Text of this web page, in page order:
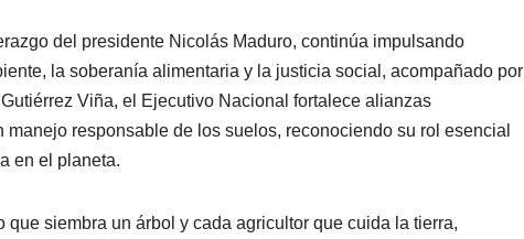
del presidente Nicolás Maduro, continúa impulsando
la soberanía alimentaria y la justicia social, acompañado por
Viña, el Ejecutivo Nacional fortalece alianzas
responsable de los suelos, reconociendo su rol esencial
en el planeta.
siembra un árbol y cada agricultor que cuida la tierra,